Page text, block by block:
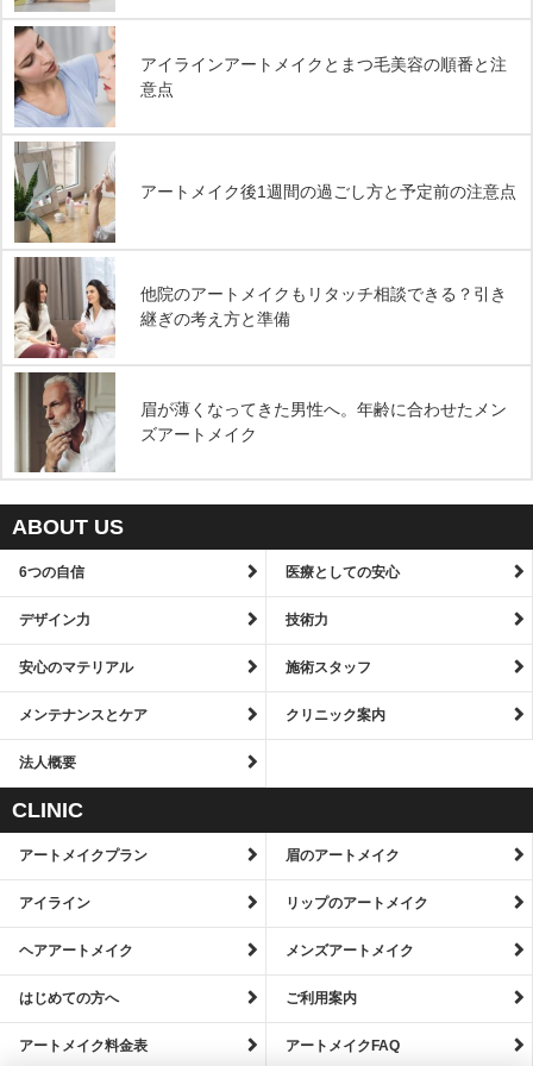
アイラインアートメイクとまつ毛美容の順番と注
意点
アートメイク後1週間の過ごし方と予定前の注意点
他院のアートメイクもリタッチ相談できる？引き
継ぎの考え方と準備
眉が薄くなってきた男性へ。年齢に合わせたメン
ズアートメイク
ABOUT US
6つの自信 医療としての安心
デザイン力 技術力
安心のマテリアル 施術スタッフ
メンテナンスとケア クリニック案内
法人概要
CLINIC
アートメイクプラン 眉のアートメイク
アイライン リップのアートメイク
ヘアアートメイク メンズアートメイク
はじめての方へ ご利用案内
アートメイク料金表 アートメイクFAQ